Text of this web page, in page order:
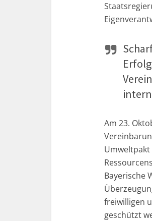
Am 23.
Bayerische
freiwilligen
geschützt